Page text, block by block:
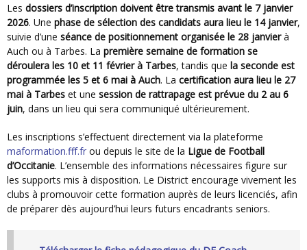
Les dossiers d’inscription doivent être transmis avant le 7 janvier
2026. Une phase de sélection des candidats aura lieu le 14 janvier,
suivie d’une séance de positionnement organisée le 28 janvierà
Auch ou à Tarbes. La première semaine de formation se
déroulera les 10 et 11 février à Tarbes, tandis que la seconde est
programmée les 5 et 6 mai à Auch. La certification aura lieu le 27
mai à Tarbes et une session de rattrapage est prévue du 2 au 6
juin, dans un lieu qui sera communiqué ultérieurement.
Les inscriptions s’effectuent directement via la plateforme
maformation.fff.fr ou depuis le site de la Ligue de Football
d’Occitanie. L’ensemble des informations nécessaires figure sur
les supports mis à disposition. Le District encourage vivement les
clubs à promouvoir cette formation auprès de leurs licenciés, afin
de préparer dès aujourd’hui leurs futurs encadrants seniors.